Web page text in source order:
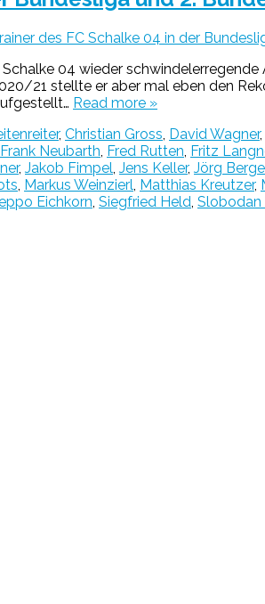
des FC Schalke 04 in der
04 wieder
21 stellte er aber mal eben den
Read more »
, Christian Gross David Wagner,
Frank Neubarth Fred Rutten Fritz
, Jakob Fimpel Jens Keller, Jörg
Markus Weinzierl Matthias Kreutzer,
Eichkorn Siegfried Held Slobodan